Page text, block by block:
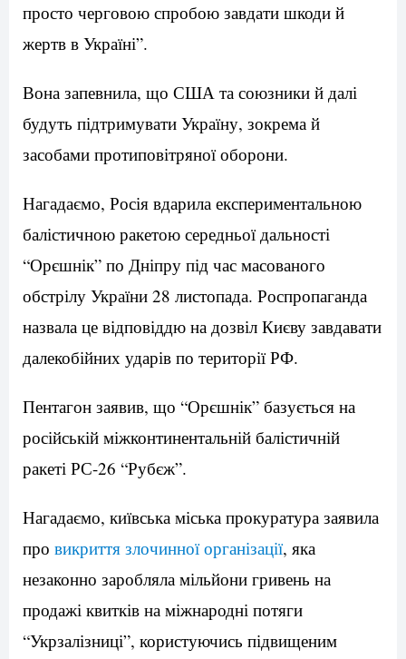
просто черговою спробою завдати шкоди й
жертв в Україні”.
Вона запевнила, що США та союзники й далі
будуть підтримувати Україну, зокрема й
засобами протиповітряної оборони.
Нагадаємо, Росія вдарила експериментальною
балістичною ракетою середньої дальності
“Орєшнік” по Дніпру під час масованого
обстрілу України 28 листопада. Роспропаганда
назвала це відповіддю на дозвіл Києву завдавати
далекобійних ударів по території РФ.
Пентагон заявив, що “Орєшнік” базується на
російській міжконтинентальній балістичній
ракеті РС-26 “Рубєж”.
Нагадаємо, київська міська прокуратура заявила
про викриття злочинної організації, яка
незаконно заробляла мільйони гривень на
продажі квитків на міжнародні потяги
“Укрзалізниці”, користуючись підвищеним